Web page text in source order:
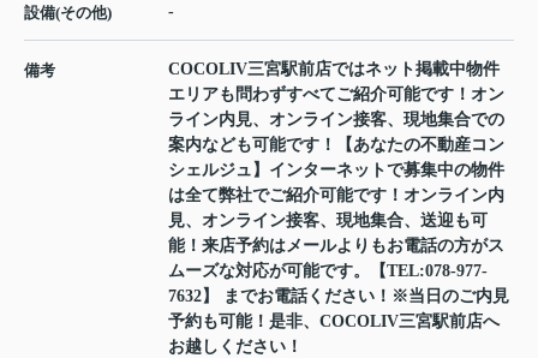
設備(その他) -
備考
COCOLIV三宮駅前店ではネット掲載中物件
エリアも問わずすべてご紹介可能です！オン
ライン内見、オンライン接客、現地集合での
案内なども可能です！【あなたの不動産コン
シェルジュ】インターネットで募集中の物件
は全て弊社でご紹介可能です！オンライン内
見、オンライン接客、現地集合、送迎も可
能！来店予約はメールよりもお電話の方がス
ムーズな対応が可能です。【TEL:078-977-
7632】 までお電話ください！※当日のご内見
予約も可能！是非、COCOLIV三宮駅前店へ
お越しください！